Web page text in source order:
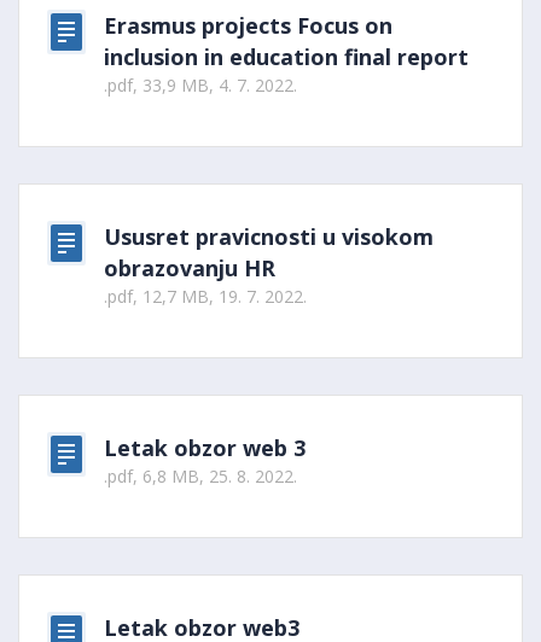
Erasmus projects Focus on
inclusion in education final report
.pdf, 33,9 MB, 4. 7. 2022.
Ususret pravicnosti u visokom
obrazovanju HR
.pdf, 12,7 MB, 19. 7. 2022.
Letak obzor web 3
.pdf, 6,8 MB, 25. 8. 2022.
Letak obzor web3